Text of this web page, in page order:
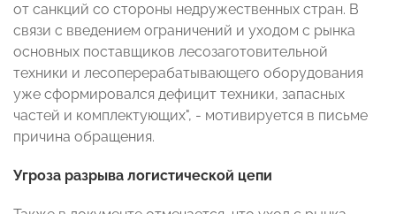
от санкций со стороны недружественных стран. В
связи с введением ограничений и уходом с рынка
основных поставщиков лесозаготовительной
техники и лесоперерабатывающего оборудования
уже сформировался дефицит техники, запасных
частей и комплектующих", - мотивируется в письме
причина обращения.
Угроза разрыва логистической цепи